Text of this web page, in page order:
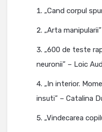
„Cand corpul
„Arta
„600 de teste
neuronii” – Loic
„In interior.
insuti” – Catalina
„Vindecarea